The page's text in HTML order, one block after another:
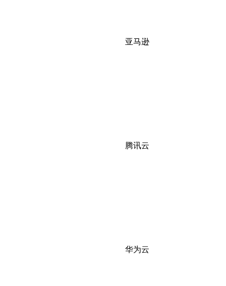
亚马逊
腾讯云
华为云